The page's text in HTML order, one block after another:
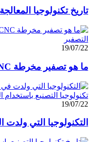
تاريخ تكنولوجيا
19/07/22
ما هو تصفير مخرطة CNC؟ ماذا ش...
19/07/22
التكنولوجيا التي ولدت